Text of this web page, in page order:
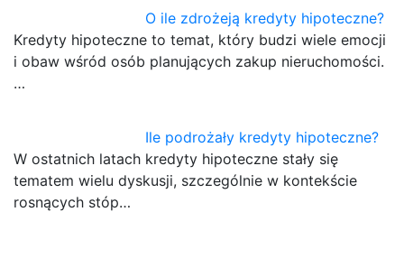
O ile zdrożeją kredyty hipoteczne?
Kredyty hipoteczne to temat, który budzi wiele emocji
i obaw wśród osób planujących zakup nieruchomości.
…
Ile podrożały kredyty hipoteczne?
W ostatnich latach kredyty hipoteczne stały się
tematem wielu dyskusji, szczególnie w kontekście
rosnących stóp…